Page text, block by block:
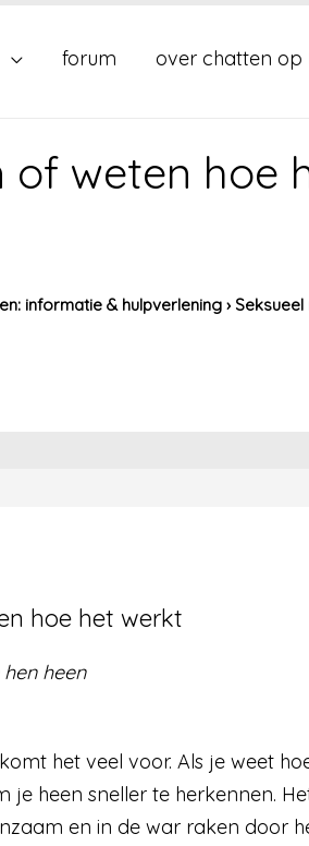
forum over chatten op
of weten hoe
informatie & hulpverlening ›
hoe het werkt
heen
het veel voor. Als je weet
je heen sneller te herkennen.
en in de war raken door